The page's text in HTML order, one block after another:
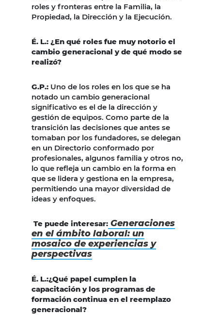
roles y fronteras entre la Familia, la
Propiedad, la Dirección y la Ejecución.
É. L.: ¿En qué roles fue muy notorio el
cambio generacional y de qué modo se
realizó?
G.P.: Uno de los roles en los que se ha
notado un cambio generacional
significativo es el de la dirección y
gestión de equipos. Como parte de la
transición las decisiones que antes se
tomaban por los fundadores, se delegan
en un Directorio conformado por
profesionales, algunos familia y otros no,
lo que refleja un cambio en la forma en
que se lidera y gestiona en la empresa,
permitiendo una mayor diversidad de
ideas y enfoques.
Te puede interesar: Generaciones
en el ámbito laboral: un
mosaico de experiencias y
perspectivas
É. L.:¿Qué papel cumplen la
capacitación y los programas de
formación continua en el reemplazo
generacional?